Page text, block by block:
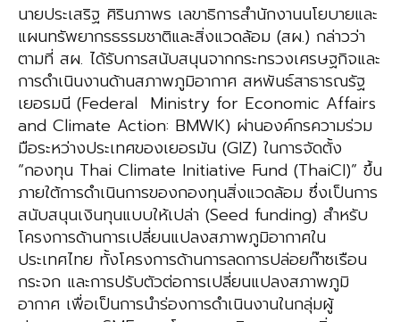
นายประเสริฐ ศิรินภาพร เลขาธิการสำนักงานนโยบายและ
แผนทรัพยากรธรรมชาติและสิ่งแวดล้อม (สผ.) กล่าวว่า
ตามที่ สผ. ได้รับการสนับสนุนจากกระทรวงเศรษฐกิจและ
การดำเนินงานด้านสภาพภูมิอากาศ สหพันธ์สาธารณรัฐ
เยอรมนี (Federal Ministry for Economic Affairs
and Climate Action: BMWK) ผ่านองค์กรความร่วม
มือระหว่างประเทศของเยอรมัน (GIZ) ในการจัดตั้ง
“กองทุน Thai Climate Initiative Fund (ThaiCI)” ขึ้น
ภายใต้การดำเนินการของกองทุนสิ่งแวดล้อม ซึ่งเป็นการ
สนับสนุนเงินทุนแบบให้เปล่า (Seed funding) สำหรับ
โครงการด้านการเปลี่ยนแปลงสภาพภูมิอากาศใน
ประเทศไทย ทั้งโครงการด้านการลดการปล่อยก๊าซเรือน
กระจก และการปรับตัวต่อการเปลี่ยนแปลงสภาพภูมิ
อากาศ เพื่อเป็นการนำร่องการดำเนินงานในกลุ่มผู้